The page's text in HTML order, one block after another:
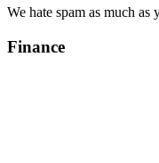
We hate spam as much as
Finance